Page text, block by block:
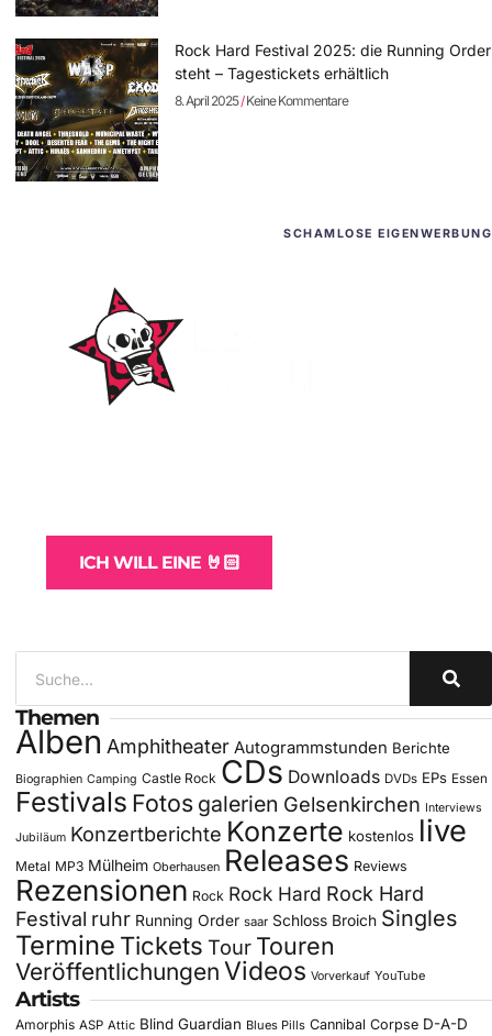
Rock Hard Festival 2025: die Running Order
steht – Tagestickets erhältlich
8. April 2025 Keine Kommentare
SCHAMLOSE EIGENWERBUNG
ICH WILL EINE 🤘🏻
Themen
Alben Amphitheater Autogrammstunden Berichte
Biographien Camping Castle Rock CDs Downloads DVDs EPs Essen
Festivals Fotos galerien Gelsenkirchen Interviews
Jubiläum Konzertberichte Konzerte kostenlos live
Metal MP3 Mülheim Oberhausen Releases Reviews
Rezensionen Rock Rock Hard Rock Hard
Festival ruhr Running Order saar Schloss Broich Singles
Termine Tickets Tour Touren
Veröffentlichungen Videos Vorverkauf YouTube
Artists
Amorphis ASP Attic Blind Guardian Blues Pills Cannibal Corpse D-A-D